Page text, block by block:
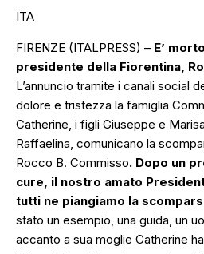
ITA
FIRENZE (ITALPRESS) – E’
presidente della Fiorentina,
L’annuncio tramite i canali social
dolore e tristezza la famiglia
Catherine, i figli Giuseppe e
Raffaelina, comunicano la
Rocco B. Commisso. Dopo un
cure, il nostro amato
tutti ne piangiamo la
stato un esempio, una guida, un
accanto a sua moglie Catherine